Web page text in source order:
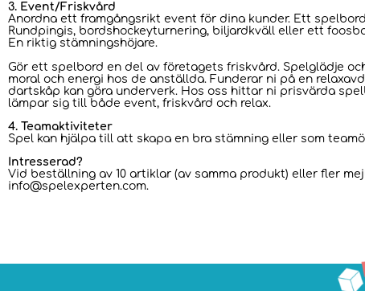
3. Event/Friskvård
Anordna ett framgångsrikt event för dina kunder. Ett
Rundpingis, bordshockeyturnering, biljardkväll eller ett
En riktig stämningshöjare.
Gör ett spelbord en del av företagets friskvård. Spelglädje
moral och energi hos de anställda. Funderar ni på en
dartskåp kan göra underverk. Hos oss hittar ni prisvärda
lämpar sig till både event, friskvård och relax.
4. Teamaktiviteter
Spel kan hjälpa till att skapa en bra stämning eller som
Intresserad?
Vid beställning av 10 artiklar (av samma produkt) eller fler
info@spelexperten.com.